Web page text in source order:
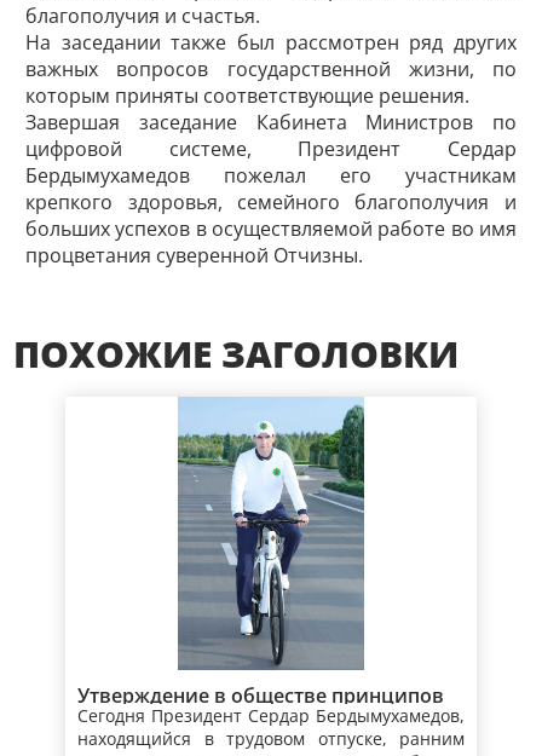
благополучия и счастья.
На заседании также был рассмотрен ряд других
важных вопросов государственной жизни, по
которым приняты соответствующие решения.
Завершая заседание Кабинета Министров по
цифровой системе, Президент Сердар
Бердымухамедов пожелал его участникам
крепкого здоровья, семейного благополучия и
больших успехов в осуществляемой работе во имя
процветания суверенной Отчизны.
ПОХОЖИЕ ЗАГОЛОВКИ
Утверждение в обществе принципов
здорового образа жизни –
приоритетный аспект
Сегодня Президент Сердар Бердымухамедов,
находящийся в трудовом отпуске, ранним